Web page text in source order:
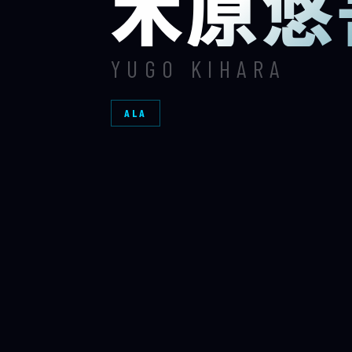
YUGO KIHARA
ALA